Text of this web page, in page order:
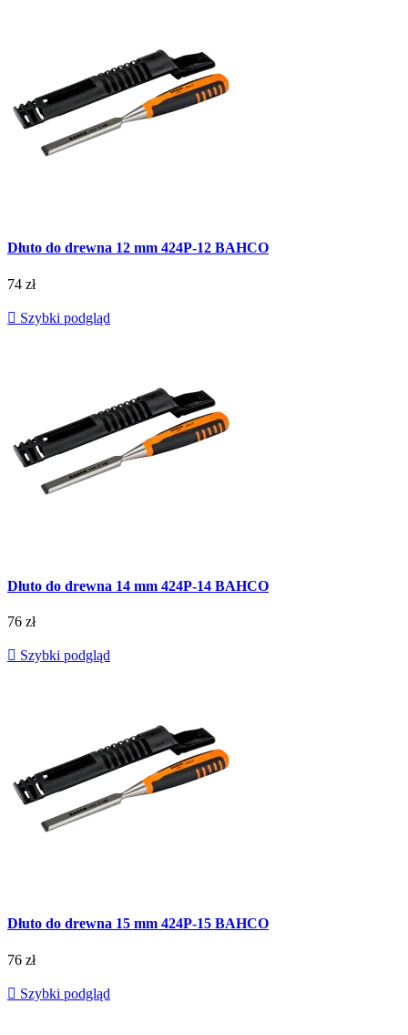
Dłuto do drewna 12 mm 424P-12 BAHCO
74 zł
 Szybki podgląd
Dłuto do drewna 14 mm 424P-14 BAHCO
76 zł
 Szybki podgląd
Dłuto do drewna 15 mm 424P-15 BAHCO
76 zł
 Szybki podgląd